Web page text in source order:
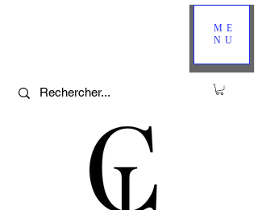
ME
NU